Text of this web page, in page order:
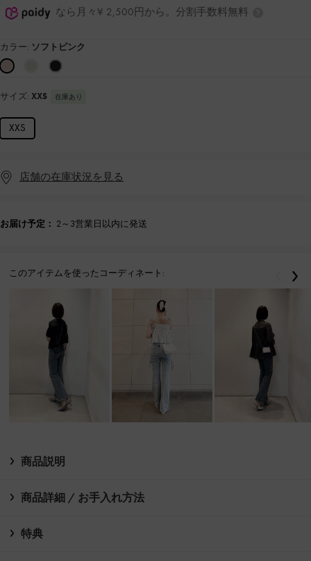
なら月々¥ 2,500円から。分割手数料無料
カラー: ソフトピンク
サイズ: XXS 在庫あり
XXS
店舗の在庫状況を見る
お届け予定： 2～3営業日以内に発送
このアイテムを使ったコーディネート: 戻る
商品説明
商品詳細 / お手入れ方法
特典